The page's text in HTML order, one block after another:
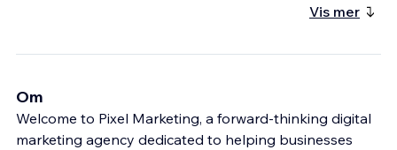
Vis mer
Om
Welcome to Pixel Marketing, a forward-thinking digital
marketing agency dedicated to helping businesses